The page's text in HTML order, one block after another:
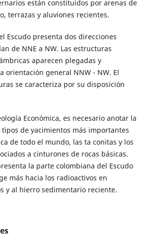
están constituidos por arenas de
terrazas y aluviones recientes.
Escudo presenta dos direcciones
de NNE a NW. Las estructuras
aparecen plegadas y
orientación general NNW - NW. El
se caracteriza por su disposición
Económica, es necesario anotar la
de yacimientos más importantes
de todo el mundo, las ta conitas y los
a cinturones de rocas básicas.
la parte colombiana del Escudo
más hacia los radioactivos en
y al hierro sedimentario reciente.